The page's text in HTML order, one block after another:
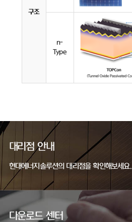
구조
n-
Type
대리점 안내
현대에너지솔루션의 대리점을 확인해보세요.
다운로드 센터